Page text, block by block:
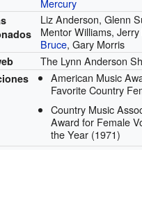
Mercury
Liz Anderson, Glenn
Mentor Williams, Jerry
Bruce, Gary Morris
The Lynn Anderson
American Music
Favorite Country
Country Music
Award for Female
the Year (1971)